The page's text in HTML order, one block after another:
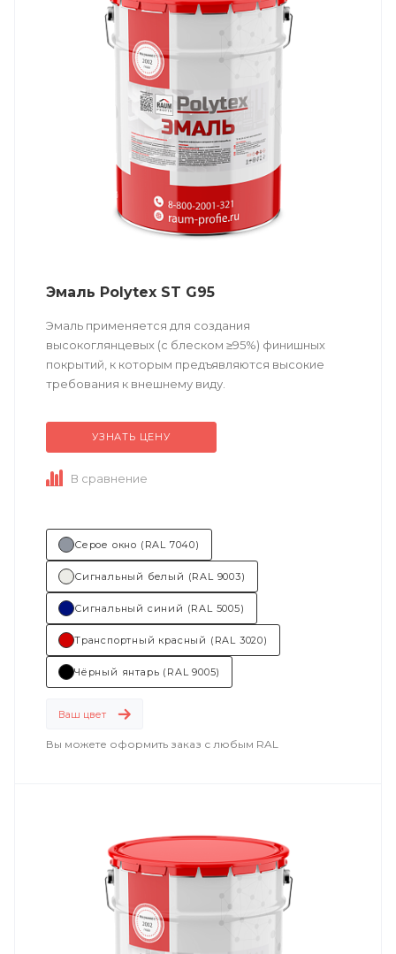
Эмаль Polytex ST G95
Эмаль применяется для создания
высокоглянцевых (с блеском ≥95%) финишных
покрытий, к которым предъявляются высокие
требования к внешнему виду.
Техническое описаниепо ссылке
Состав (тип связующего):
УЗНАТЬ ЦЕНУ
В сравнение
Серое окно (RAL 7040)
Сигнальный белый (RAL 9003)
Сигнальный синий (RAL 5005)
Транспортный красный (RAL 3020)
Чёрный янтарь (RAL 9005)
Ваш цвет
Вы можете оформить заказ с любым RAL